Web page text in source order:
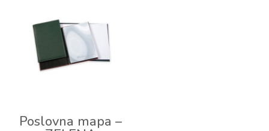
Poslovna mapa –